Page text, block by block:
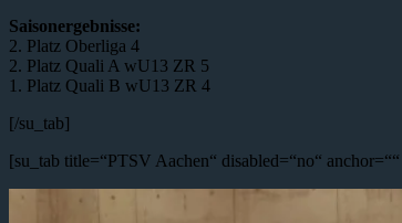
Saisonergebnisse:
2. Platz Oberliga 4
2. Platz Quali A wU13 ZR 5
1. Platz Quali B wU13 ZR 4
[/su_tab]
[su_tab title=“PTSV Aachen“ disabled=“no“